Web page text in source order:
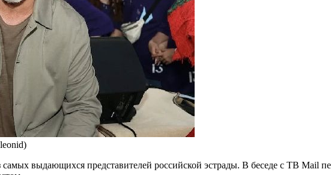
самых выдающихся представителей российской эстрады. В беседе с ТВ Mail